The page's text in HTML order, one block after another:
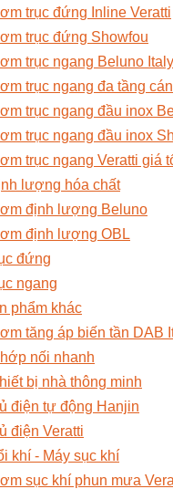
trục đứng Inline Veratti
trục đứng Showfou
trục ngang Beluno Italy
trục ngang đa tầng
trục ngang đầu inox
trục ngang đầu inox
trục ngang Veratti giá
lượng hóa chất
định lượng Beluno
định lượng OBL
đứng
ngang
phẩm khác
tăng áp biến tần DAB
nối nhanh
bị nhà thông minh
điện tự động Hanjin
điện Veratti
khí - Máy sục khí
sục khí phun mưa